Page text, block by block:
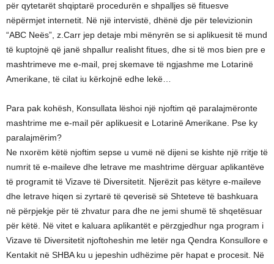
për qytetarët shqiptarë procedurën e shpalljes së fituesve
nëpërmjet internetit. Në një intervistë, dhënë dje për televizionin
“ABC Neës”, z.Carr jep detaje mbi mënyrën se si aplikuesit të mund
të kuptojnë që janë shpallur realisht fitues, dhe si të mos bien pre e
mashtrimeve me e-mail, prej skemave të ngjashme me Lotarinë
Amerikane, të cilat iu kërkojnë edhe lekë…
Para pak kohësh, Konsullata lëshoi një njoftim që paralajmëronte
mashtrime me e-mail për aplikuesit e Lotarinë Amerikane. Pse ky
paralajmërim?
Ne nxorëm këtë njoftim sepse u vumë në dijeni se kishte një rritje të
numrit të e-maileve dhe letrave me mashtrime dërguar aplikantëve
të programit të Vizave të Diversitetit. Njerëzit pas këtyre e-maileve
dhe letrave hiqen si zyrtarë të qeverisë së Shteteve të bashkuara
në përpjekje për të zhvatur para dhe ne jemi shumë të shqetësuar
për këtë. Në vitet e kaluara aplikantët e përzgjedhur nga program i
Vizave të Diversitetit njoftoheshin me letër nga Qendra Konsullore e
Kentakit në SHBA ku u jepeshin udhëzime për hapat e procesit. Në